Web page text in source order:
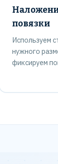
повязки
Используем
нужного
фиксируем